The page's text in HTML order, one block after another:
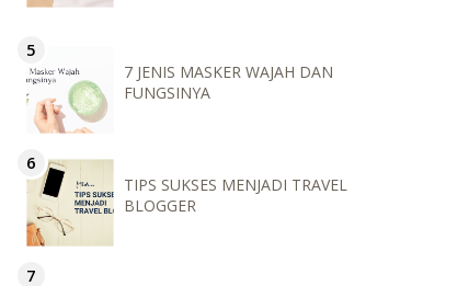
7 JENIS MASKER WAJAH DAN
FUNGSINYA
TIPS SUKSES MENJADI TRAVEL
BLOGGER